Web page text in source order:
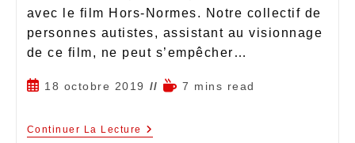
avec le film Hors-Normes. Notre collectif de
personnes autistes, assistant au visionnage
de ce film, ne peut s’empêcher…
18 octobre 2019 7 mins read
Continuer La Lecture